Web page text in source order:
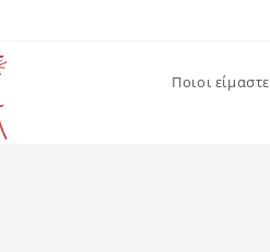
Ποιοι είμαστε